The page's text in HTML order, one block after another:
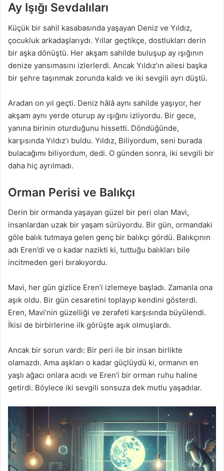
Ay Işığı Sevdalıları
Küçük bir sahil kasabasında yaşayan Deniz ve Yıldız,
çocukluk arkadaşlarıydı. Yıllar geçtikçe, dostlukları derin
bir aşka dönüştü. Her akşam sahilde buluşup ay ışığının
denize yansımasını izlerlerdi. Ancak Yıldız’ın ailesi başka
bir şehre taşınmak zorunda kaldı ve iki sevgili ayrı düştü.
Aradan on yıl geçti. Deniz hâlâ aynı sahilde yaşıyor, her
akşam aynı yerde oturup ay ışığını izliyordu. Bir gece,
yanına birinin oturduğunu hissetti. Döndüğünde,
karşısında Yıldız’ı buldu. Yıldız, Biliyordum, seni burada
bulacağımı biliyordum, dedi. O günden sonra, iki sevgili bir
daha hiç ayrılmadı.
Orman Perisi ve Balıkçı
Derin bir ormanda yaşayan güzel bir peri olan Mavi,
insanlardan uzak bir yaşam sürüyordu. Bir gün, ormandaki
göle balık tutmaya gelen genç bir balıkçı gördü. Balıkçının
adı Eren’di ve o kadar nazikti ki, tuttuğu balıkları bile
incitmeden geri bırakıyordu.
Mavi, her gün gizlice Eren’i izlemeye başladı. Zamanla ona
aşık oldu. Bir gün cesaretini toplayıp kendini gösterdi.
Eren, Mavi’nin güzelliği ve zerafeti karşısında büyülendi.
İkisi de birbirlerine ilk görüşte aşık olmuşlardı.
Ancak bir sorun vardı: Bir peri ile bir insan birlikte
olamazdı. Ama aşkları o kadar güçlüydü ki, ormanın en
yaşlı ağacı onlara acıdı ve Eren’i bir orman ruhu haline
getirdi. Böylece iki sevgili sonsuza dek mutlu yaşadılar.